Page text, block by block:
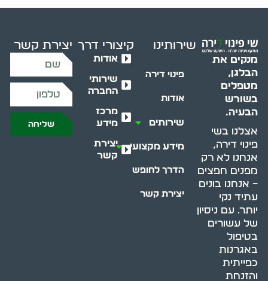
מנקים את
הבלגן,
מטפלים
בשורש
הבעיה.
אצלנו בשי
פינוי דירה,
אנחנו לא רק
מפנים חפצים
– אנחנו בונים
עתיד נקי
יותר. עם ניסיון
של עשורים
בטיפול
באגרנות
כפייתית
והזנחת
שירותינו
פינוי דירה
אודות
שירותים
מידע מקצועי
הדרך לחופש
יצירת קשר
קיצורי דרך
אודות
שירותי
החברה
מרכז
מידע
יצירת
קשר
יצירת קשר
שליחה